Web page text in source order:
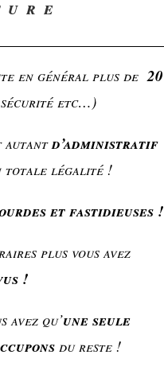
en général plus de20
sécurité etc…)
autantd’administratif
totale légalité !
et fastidieuses !
plus vous avez
!
avez qu’une seule
du reste !